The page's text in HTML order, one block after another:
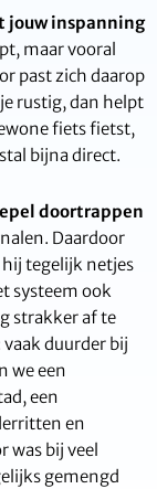
jouw inspanning
maar vooral
past zich daarop
rustig, dan helpt
fiets fietst,
bijna direct.
doortrappen
Daardoor
tegelijk netjes
systeem ook
strakker af te
duurder bij
we een
een
en
was bij veel
gemengd